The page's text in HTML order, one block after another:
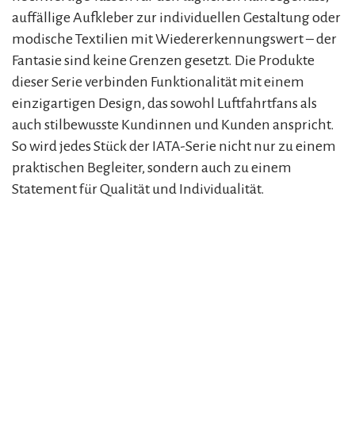
auffällige Aufkleber zur individuellen Gestaltung oder
modische Textilien mit Wiedererkennungswert – der
Fantasie sind keine Grenzen gesetzt. Die Produkte
dieser Serie verbinden Funktionalität mit einem
einzigartigen Design, das sowohl Luftfahrtfans als
auch stilbewusste Kundinnen und Kunden anspricht.
So wird jedes Stück der IATA-Serie nicht nur zu einem
praktischen Begleiter, sondern auch zu einem
Statement für Qualität und Individualität.